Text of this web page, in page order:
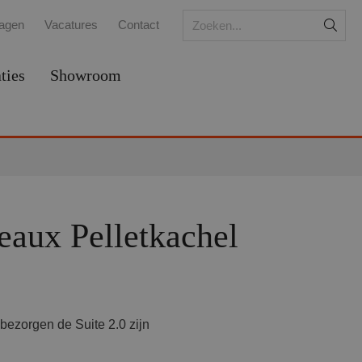
Showroom
Vacatures Contact
Pelletkachel
de Suite 2.0 zijn